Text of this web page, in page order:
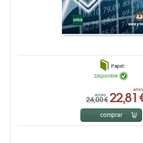
Papel:
antes:
24,00 € 22,81
Disponible
comprar